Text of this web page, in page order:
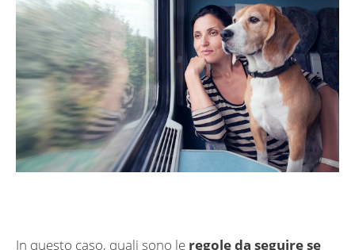
In questo caso, quali sono le regole da seguire se